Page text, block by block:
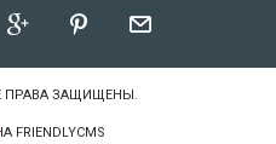
ПРАВА ЗАЩИЩЕНЫ.
FRIENDLYCMS